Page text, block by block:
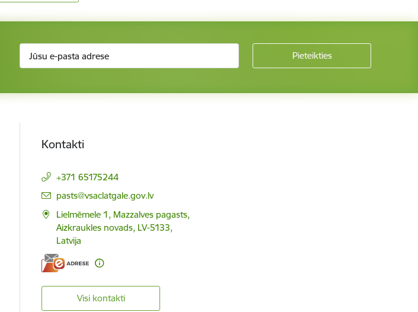
Kontakti
+371 65175244
E-pasts:
pasts@vsaclatgale.gov.lv
Lielmēmele 1, Mazzalves pagasts,
Aizkraukles novads, LV-5133,
Latvija
Visi kontakti